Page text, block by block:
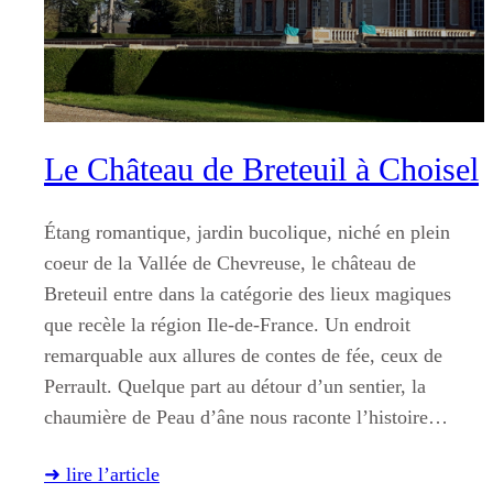
Le Château de Breteuil à Choisel
Étang romantique, jardin bucolique, niché en plein
coeur de la Vallée de Chevreuse, le château de
Breteuil entre dans la catégorie des lieux magiques
que recèle la région Ile-de-France. Un endroit
remarquable aux allures de contes de fée, ceux de
Perrault. Quelque part au détour d’un sentier, la
chaumière de Peau d’âne nous raconte l’histoire…
➜ lire l’article